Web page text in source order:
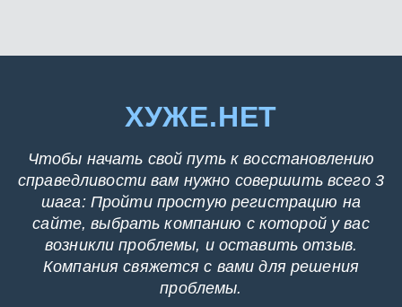
ХУЖЕ.НЕТ
Чтобы начать свой путь к восстановлению
справедливости вам нужно совершить всего 3
шага: Пройти простую регистрацию на
сайте, выбрать компанию с которой у вас
возникли проблемы, и оставить отзыв.
Компания свяжется с вами для решения
проблемы.